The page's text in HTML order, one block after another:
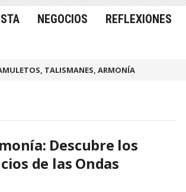
NEGOCIOS REFLEXIONES
TALISMANES, ARMONÍA
Descubre los
de las Ondas